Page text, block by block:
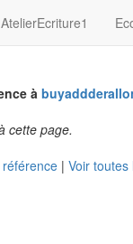
AtelierEcriture1
à
cette page.
| Voir